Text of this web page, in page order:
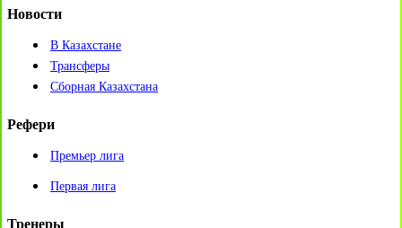
Новости
В Казахстане
Трансферы
Сборная Казахстана
Рефери
Премьер лига
Первая лига
Тренеры